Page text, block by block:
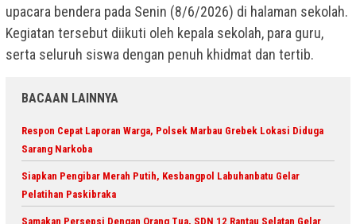
upacara bendera pada Senin (8/6/2026) di halaman sekolah.
Kegiatan tersebut diikuti oleh kepala sekolah, para guru,
serta seluruh siswa dengan penuh khidmat dan tertib.
BACAAN LAINNYA
Respon Cepat Laporan Warga, Polsek Marbau Grebek Lokasi Diduga
Sarang Narkoba
Siapkan Pengibar Merah Putih, Kesbangpol Labuhanbatu Gelar
Pelatihan Paskibraka
Samakan Persepsi Dengan Orang Tua, SDN 12 Rantau Selatan Gelar